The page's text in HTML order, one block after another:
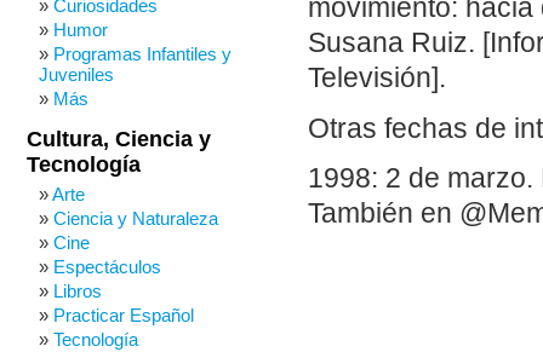
movimiento:
Susana Ruiz.
Televisión].
Otras fechas de
1998: 2 de
También en
Curiosidades
Humor
Programas Infantiles y
Juveniles
Más
Cultura, Ciencia y
Tecnología
Arte
Ciencia y Naturaleza
Cine
Espectáculos
Libros
Practicar Español
Tecnología